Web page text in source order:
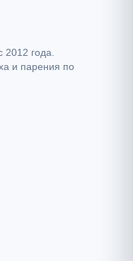
2012 года.
и парения по